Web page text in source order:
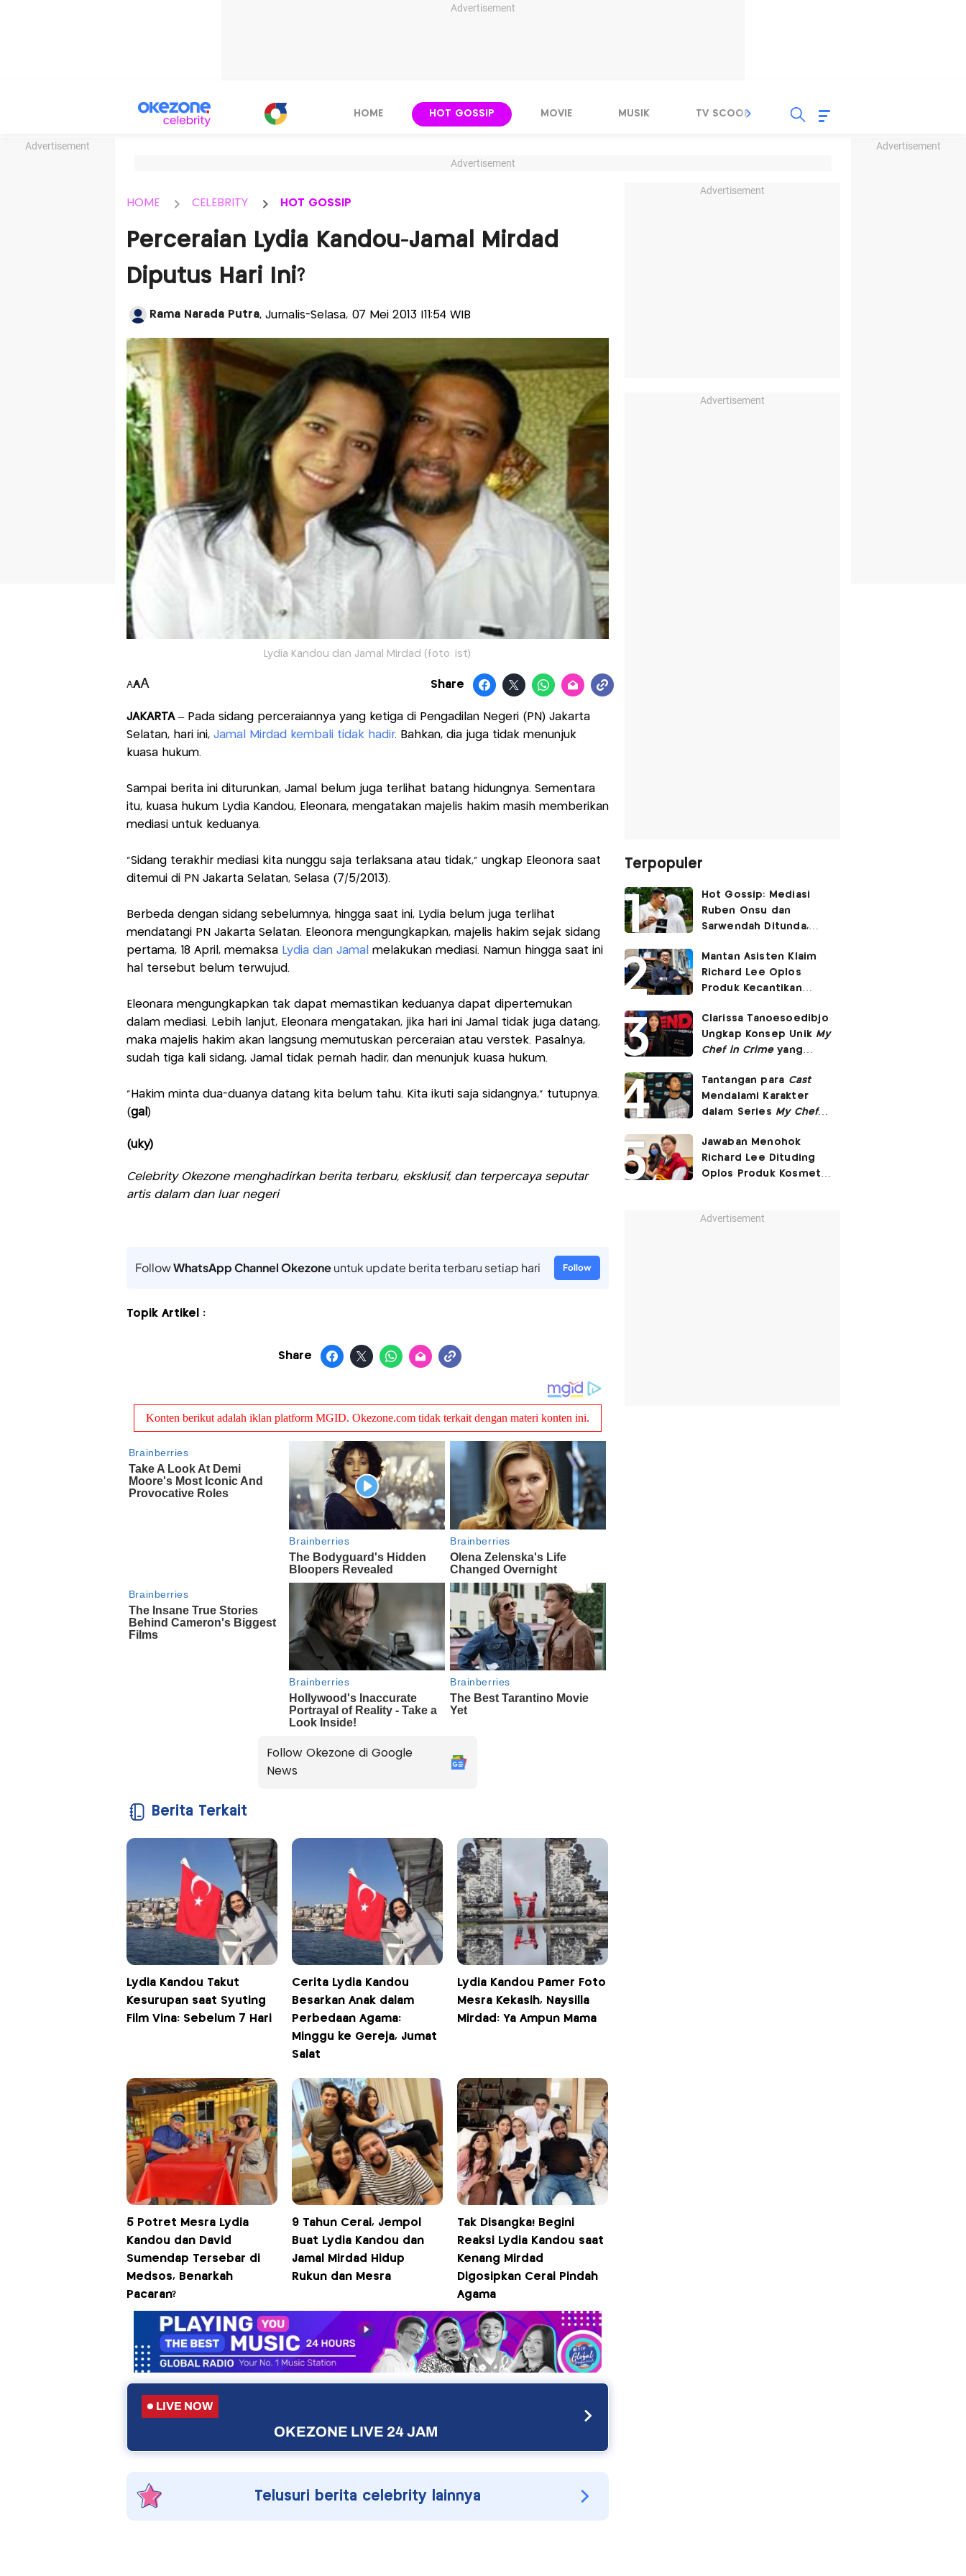
Advertisement
Advertisement Advertisement
HOME HOT GOSSIP MOVIE MUSIK TV SCOOP LIRIK
Advertisement
HOME CELEBRITY HOT GOSSIP
Perceraian Lydia Kandou-Jamal Mirdad
Diputus Hari Ini?
Rama Narada Putra, Jurnalis-Selasa, 07 Mei 2013 |11:54 WIB
Lydia Kandou dan Jamal Mirdad (foto: ist)
AAA Share
JAKARTA– Pada sidang perceraiannya yang ketiga di Pengadilan Negeri (PN) Jakarta
Selatan, hari ini, Jamal Mirdad kembali tidak hadir. Bahkan, dia juga tidak menunjuk
kuasa hukum.
Sampai berita ini diturunkan, Jamal belum juga terlihat batang hidungnya. Sementara
itu, kuasa hukum Lydia Kandou, Eleonara, mengatakan majelis hakim masih memberikan
mediasi untuk keduanya.
"Sidang terakhir mediasi kita nunggu saja terlaksana atau tidak," ungkap Eleonora saat
ditemui di PN Jakarta Selatan, Selasa (7/5/2013).
Berbeda dengan sidang sebelumnya, hingga saat ini, Lydia belum juga terlihat
mendatangi PN Jakarta Selatan. Eleonora mengungkapkan, majelis hakim sejak sidang
pertama, 18 April, memaksa Lydia dan Jamal melakukan mediasi. Namun hingga saat ini
hal tersebut belum terwujud.
Eleonara mengungkapkan tak dapat memastikan keduanya dapat dipertemukan
dalam mediasi. Lebih lanjut, Eleonara mengatakan, jika hari ini Jamal tidak juga datang,
maka majelis hakim akan langsung memutuskan perceraian atau verstek. Pasalnya,
sudah tiga kali sidang, Jamal tidak pernah hadir, dan menunjuk kuasa hukum.
"Hakim minta dua-duanya datang kita belum tahu. Kita ikuti saja sidangnya," tutupnya.
(gal )
(uky)
Celebrity Okezone menghadirkan berita terbaru, eksklusif, dan terpercaya seputar
artis dalam dan luar negeri
FollowWhatsApp Channel Okezoneuntuk update berita terbaru setiap hari Follow
Topik Artikel :
Share
Follow Okezone di Google
News
Berita Terkait
Lydia Kandou Takut
Kesurupan saat Syuting
Film Vina: Sebelum 7 Hari
Cerita Lydia Kandou
Besarkan Anak dalam
Perbedaan Agama:
Minggu ke Gereja, Jumat
Salat
Lydia Kandou Pamer Foto
Mesra Kekasih, Naysilla
Mirdad: Ya Ampun Mama
5 Potret Mesra Lydia
Kandou dan David
Sumendap Tersebar di
Medsos, Benarkah
Pacaran?
9 Tahun Cerai, Jempol
Buat Lydia Kandou dan
Jamal Mirdad Hidup
Rukun dan Mesra
Tak Disangka! Begini
Reaksi Lydia Kandou saat
Kenang Mirdad
Digosipkan Cerai Pindah
Agama
LIVE NOW
OKEZONE LIVE 24 JAM
Telusuri berita celebrity lainnya
Advertisement
Advertisement
Terpopuler
Hot Gossip: Mediasi
Ruben Onsu dan
Sarwendah Ditunda,
Ketiga
Mantan Asisten Klaim
Richard Lee Oplos
Produk Kecantikan
ke Ani-Ani
Clarissa Tanoesoedibjo
Ungkap Konsep Unik My
Chef in Crimeyang
Lain
Tantangan para Cast
Mendalami Karakter
dalam Series My Chef in
Jawaban Menohok
Richard Lee Dituding
Oplos Produk Kosmetik
Advertisement